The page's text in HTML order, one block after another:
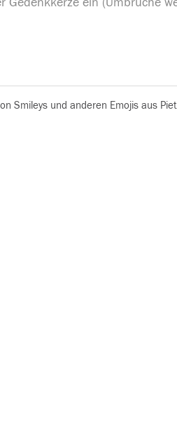
Smileys und anderen Emojis aus